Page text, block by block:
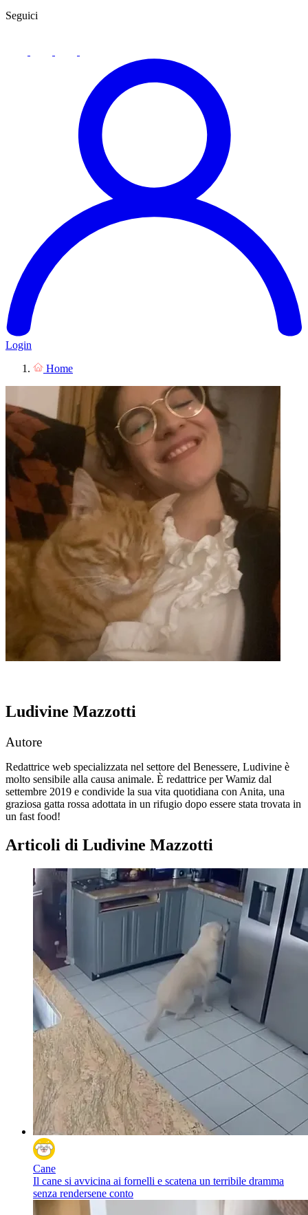
Seguici
Login
Home
Ludivine Mazzotti
Autore
Redattrice web specializzata nel settore del Benessere, Ludivine è
molto sensibile alla causa animale. È redattrice per Wamiz dal
settembre 2019 e condivide la sua vita quotidiana con Anita, una
graziosa gatta rossa adottata in un rifugio dopo essere stata trovata in
un fast food!
Articoli di Ludivine Mazzotti
Cane
Il cane si avvicina ai fornelli e scatena un terribile dramma
senza rendersene conto